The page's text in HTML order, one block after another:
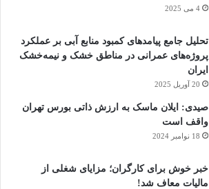
4 می 2025
تحلیل جامع پیامدهای کمبود منابع آبی بر عملکرد
پروژه‌های عمرانی در مناطق خشک و نیمه‌خشک
ایران
20 آوریل 2025
صیدی: ایلان ماسک به ارزش ذاتی بورس تهران
واقف است
18 نوامبر 2024
خبر خوش برای کارگران؛ مزایای شغلی از
مالیات معاف شد!